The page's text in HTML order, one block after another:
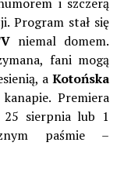
Program stał się
niemal domem.
fani mogą
aKotońska
Premiera
25 sierpnia lub 1
paśmie –